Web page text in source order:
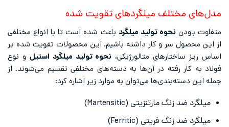
مدل‌های مختلف میلگردهای تقویت شده
متفاوت بودننحوه تولید میلگرد باعث شده است تا با انواع مختلفی
از این محصول سر و کار داشته باشیم. این محصولات تقویت شده بر
اساس ریز ساختارهای متالورژیکی، نحوه تولید میلگرد استیل و نوع
فولاد به کار رفته در آن‌ها به دسته‌های مختلفی تقسیم می‌شوند. از
جمله این دسته‌بندی‌ها می‌توان به موارد زیر اشاره کرد:
میلگرد ضد زنگ مارتنزیتی (Martensitic)
میلگرد ضد زنگ فریتی (Ferritic)